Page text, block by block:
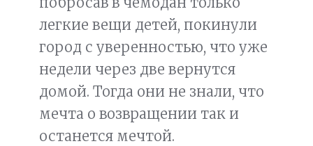
легкие вещи детей, покинули
город с уверенностью, что уже
недели через две вернутся
домой. Тогда они не знали, что
мечта о возвращении так и
останется мечтой.